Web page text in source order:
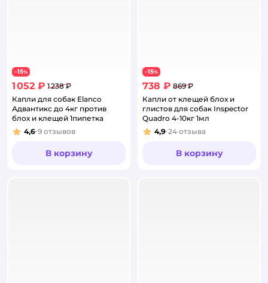
−15%
1 052 ₽ 1 238 ₽
Капли для собак Elanco
Адвантикс до 4кг против
блох и клещей 1пипетка
Рейтинг:
4,6 9 отзывов
В корзину
−15%
738 ₽ 869 ₽
Капли от клещей блох и
глистов для собак Inspector
Quadro 4-10кг 1мл
Рейтинг:
4,9 24 отзыва
В корзину